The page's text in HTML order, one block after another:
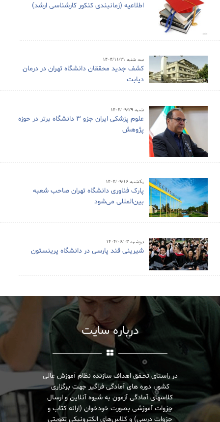
اطلاعیه (زمانبندی کنکور کارشناسی ارشد)
سه شنبه ۱۴۰۴/۱۱/۲۱
کشف جدید محققان دانشگاه تهران در درمان
دیابت
شنبه ۱۴۰۴/۰۹/۲۹
علوم پزشکی ایران جزو ۳ دانشگاه برتر در حوزه
پژوهش
یکشنبه ۱۴۰۴/۰۹/۱۶
پارک فناوری دانشگاه تهران صاحب شعبه
بین‌المللی می‌شود
دوشنبه ۱۴۰۴/۰۶/۰۳
شیرینی قند پارسی در دانشگاه پرینستون
درباره سایت
در راستای تحـقق اهداف سازنده نظام آموزش عالی
کشور، دوره های آمادگی فراگیر جهت برگزاری
کلاسهای آمادگی آزمون به شیوه آنلاین و ارسال
جزوات آموزشی بصورت خودخوان (ارائه کتاب و
جزوات درسی) و کلاس‌های الکترونیکی تقویتی